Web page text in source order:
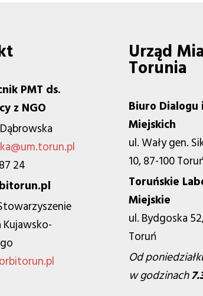
PMT ds.
z NGO
24
Urząd
Torunia
Biuro Dialogu
Miejskich
ul. Wały gen.
10, 87-100
Toruńskie
Miejskie
ul. Bydgoska
Toruń
Od
w godzinach